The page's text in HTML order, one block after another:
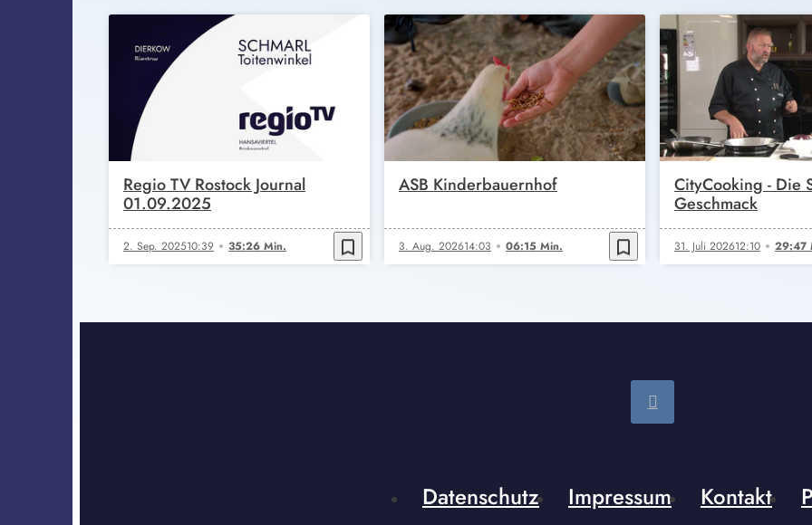
Regio TV Rostock Journal
01.09.2025
2. Sep. 202510:39 35:26 Min. bookmark_border
ASB Kinderbauernhof
3. Aug. 202614:03 06:15 Min. bookmark_border
CityCooking - Die
Geschmack
31. Juli 202612:10 29:47
Datenschutz Impressum Kontakt